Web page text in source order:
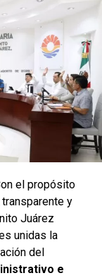
se atendió la
de un pozo
con Calle 112.
unidad
lo que fue
una nueva
vehículos
un espacio
del cual se
de
Se estima
el propósito
y
Juárez
unidas la
del
e